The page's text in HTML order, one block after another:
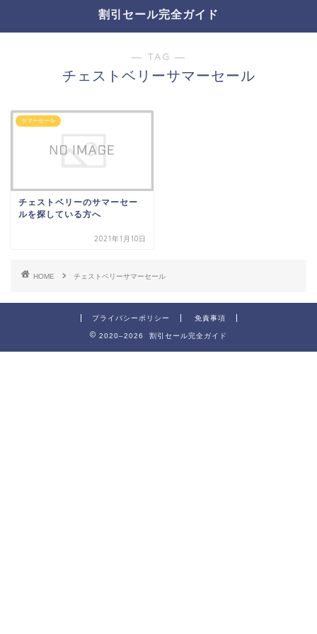
割引セール完全ガイド
― TAG ―
チェストベリーサマーセール
サマーセール
チェストベリーのサマーセー
ルを探している方へ
2021年1月10日
HOME チェストベリーサマーセール
プライバシーポリシー 免責事項
2020–2026 割引セール完全ガイド